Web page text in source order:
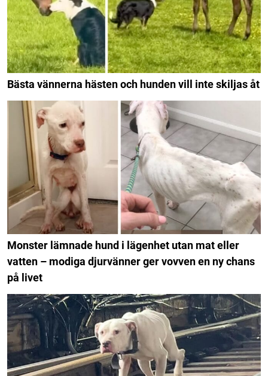
Bästa vännerna hästen och hunden vill inte skiljas åt
Monster lämnade hund i lägenhet utan mat eller
vatten – modiga djurvänner ger vovven en ny chans
på livet